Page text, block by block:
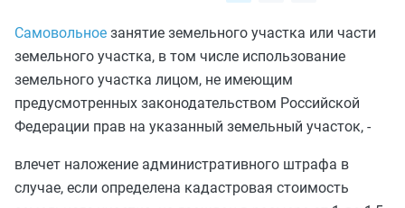
Самовольное занятие земельного участка или части
земельного участка, в том числе использование
земельного участка лицом, не имеющим
предусмотренных законодательством Российской
Федерации прав на указанный земельный участок, -
влечет наложение административного штрафа в
случае, если определена кадастровая стоимость